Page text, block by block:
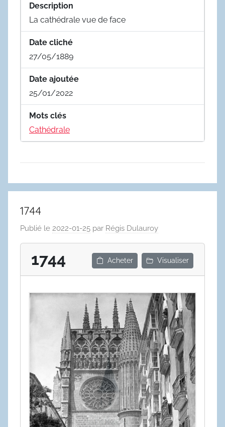
Description
La cathédrale vue de face
Date cliché
27/05/1889
Date ajoutée
25/01/2022
Mots clés
Cathédrale
1744
Publié le 2022-01-25 par Régis Dulauroy
1744 Acheter Visualiser